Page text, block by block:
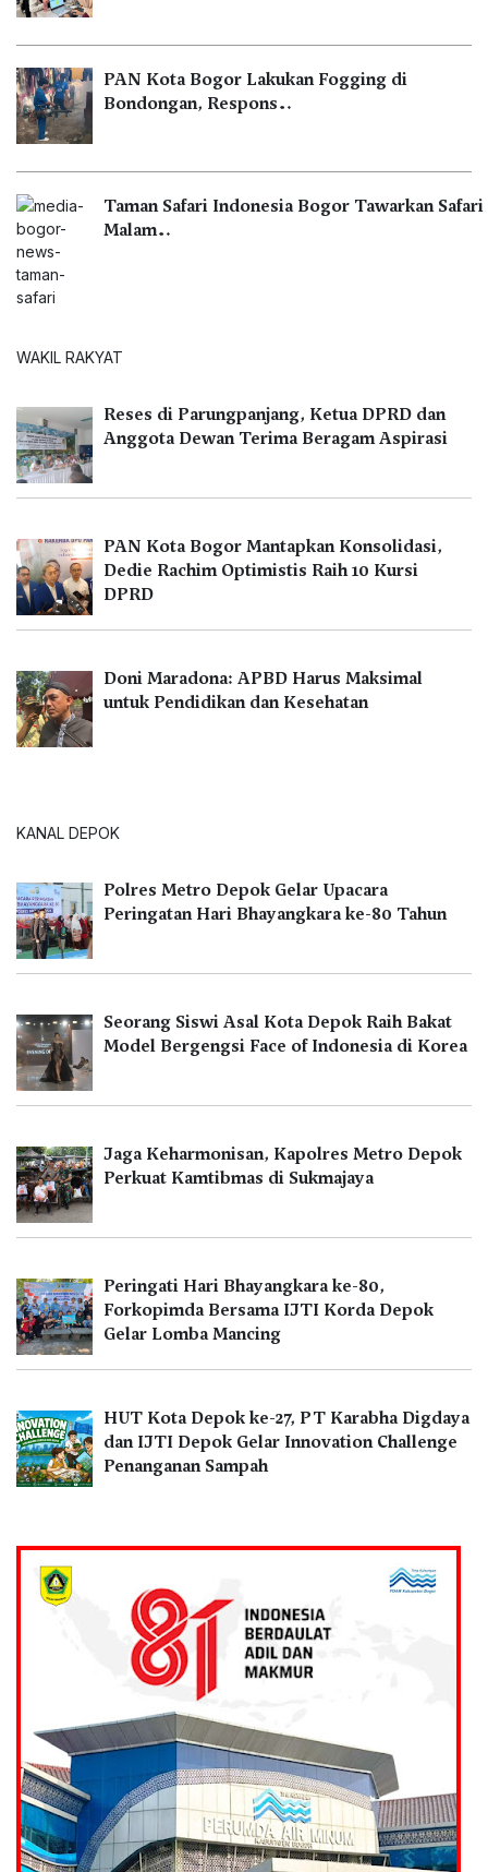
PAN Kota Bogor Lakukan Fogging di
Bondongan, Respons…
Taman Safari Indonesia Bogor Tawarkan Safari
Malam…
WAKIL RAKYAT
Reses di Parungpanjang, Ketua DPRD dan
Anggota Dewan Terima Beragam Aspirasi
PAN Kota Bogor Mantapkan Konsolidasi,
Dedie Rachim Optimistis Raih 10 Kursi
DPRD
Doni Maradona: APBD Harus Maksimal
untuk Pendidikan dan Kesehatan
KANAL DEPOK
Polres Metro Depok Gelar Upacara
Peringatan Hari Bhayangkara ke-80 Tahun
Seorang Siswi Asal Kota Depok Raih Bakat
Model Bergengsi Face of Indonesia di Korea
Jaga Keharmonisan, Kapolres Metro Depok
Perkuat Kamtibmas di Sukmajaya
Peringati Hari Bhayangkara ke-80,
Forkopimda Bersama IJTI Korda Depok
Gelar Lomba Mancing
HUT Kota Depok ke-27, PT Karabha Digdaya
dan IJTI Depok Gelar Innovation Challenge
Penanganan Sampah